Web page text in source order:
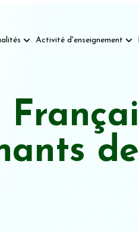
Activité d'enseignement